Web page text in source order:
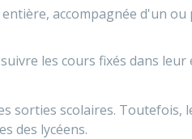
accompagnée d'un ou
les cours fixés dans leur
sorties scolaires. Toutefois,
des lycéens.